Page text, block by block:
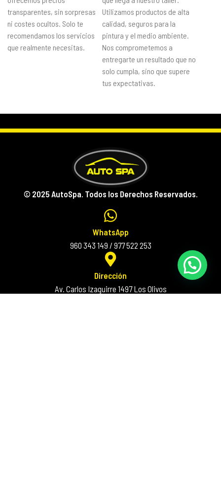
transparentes, sin sorpresas
ni costes ocultos. Solo te
recomendamos los servicios
que realmente necesitas.
Utilizamos productos de alta
calidad, seguros para la
pintura y el medio ambiente.
Nos comprometemos a
entregarte un resultado que no
solo cumpla, sino que supere
tus expectativas.
© 2025 AutoSpa. Todos los Derechos Reservados.
WhatsApp
960 343 149 / 977 522 253
Dirección
Av. Carlos Izaguirre 1497 Los Olivos